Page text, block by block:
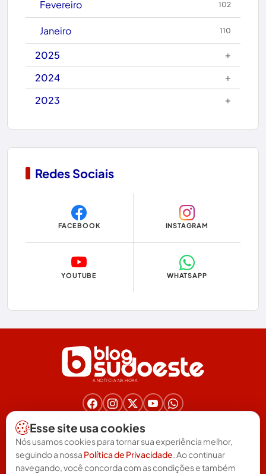
Caraíbas
Carinhanha
Caturama
Chapada Diamantina
Condeúba
Copa do Mundo 2026
Dom Basílio
Economia
Educação
Eleições 2024
Encruzilhada
Érico Cardoso
Esportes
Feira da Mata
Fevereiro 102
Janeiro 110
2025
+
2024
+
2023
+
Redes Sociais
FACEBOOK INSTAGRAM
YOUTUBE WHATSAPP
A NOTÍCIA NA HORA
(77) 3025-6571
redacao@blogsudoeste.com.br
Política de Privacidade| Termos de uso
Esse site usa cookies
Nós usamos cookies para tornar sua experiência melhor,
seguindo a nossa Política de Privacidade. Ao continuar
navegando, você concorda com as condições e também